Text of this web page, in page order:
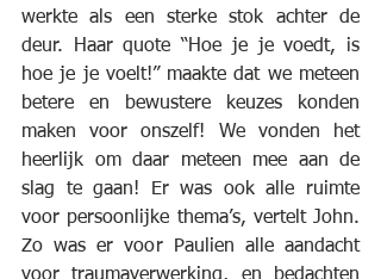
werkte als een sterke stok achter de
deur. Haar quote “Hoe je je voedt, is
hoe je je voelt!” maakte dat we meteen
betere en bewustere keuzes konden
maken voor onszelf! We vonden het
heerlijk om daar meteen mee aan de
slag te gaan! Er was ook alle ruimte
voor persoonlijke thema’s, vertelt John.
Zo was er voor Paulien alle aandacht